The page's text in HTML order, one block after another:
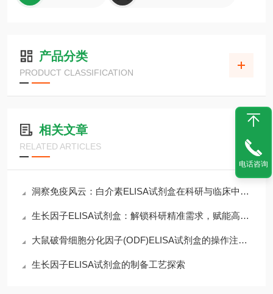
产品分类
PRODUCT CLASSIFICATION
相关文章
RELATED ARTICLES
洞察免疫风云：白介素ELISA试剂盒在科研与临床中的核心价值
生长因子ELISA试剂盒：解锁科研精准需求，赋能高效检测核心优势
大鼠破骨细胞分化因子(ODF)ELISA试剂盒的操作注意事项
生长因子ELISA试剂盒的制备工艺探索
电话咨询